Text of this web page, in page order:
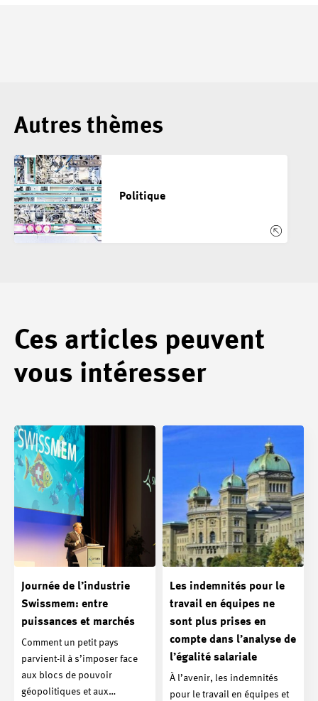
Autres thèmes
Politique
Ces articles peuvent
vous intéresser
Journée de l’industrie
Swissmem: entre
puissances et marchés
Comment un petit pays
parvient-il à s’imposer face
aux blocs de pouvoir
géopolitiques et aux…
Les indemnités pour le
travail en équipes ne
sont plus prises en
compte dans l’analyse de
l’égalité salariale
À l’avenir, les indemnités
pour le travail en équipes et